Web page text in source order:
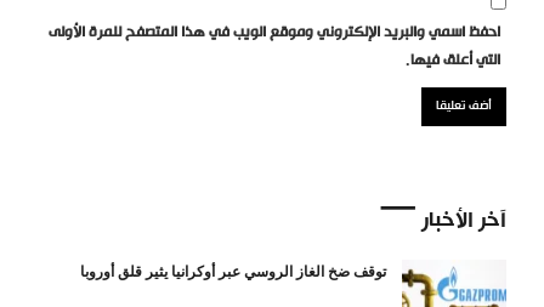
احفظ اسمي والبريد الإلكتروني وموقع الويب في هذا المتصفح للمرة الأولى
التي أعلق فيها.
آخر الأخبار
توقف ضخ الغاز الروسي عبر أوكرانيا يثير قلق أوروبا